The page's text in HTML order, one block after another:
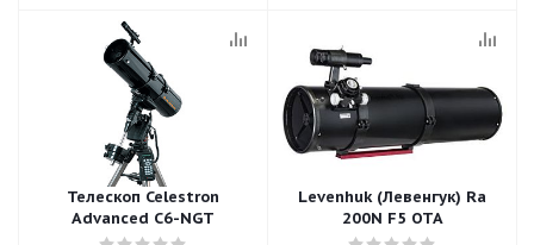
Телескоп Celestron
Advanced C6-NGT
Levenhuk (Левенгук) Ra
200N F5 OTA